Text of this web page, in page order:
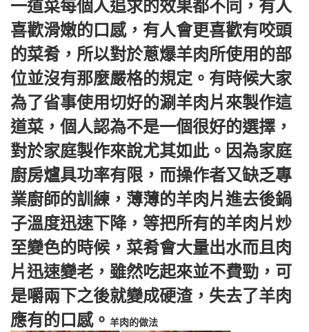
一道菜每個人追求的效果都不同，有人
喜歡滑嫩的口感，有人會更喜歡有咬頭
的菜肴，所以對於蔥爆羊肉所使用的部
位並沒有那麼嚴格的規定。有時候大家
為了省事使用切好的涮羊肉片來製作這
道菜，個人認為不是一個很好的選擇，
對於家庭製作來說尤其如此。因為家庭
廚房爐具功率有限，而操作者又缺乏專
業廚師的訓練，薄薄的羊肉片進去後鍋
子溫度迅速下降，等把所有的羊肉片炒
至變色的時候，菜肴會大量出水而且肉
片迅速變老，雖然吃起來並不費勁，可
是嚼兩下之後就變成硬渣，失去了羊肉
應有的口感。 羊肉的做法